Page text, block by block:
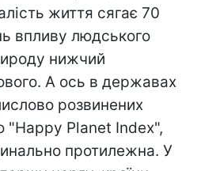
життя сягає 70
впливу людського
нижчий
А ось в державах
розвинених
"Happy Planet Index",
протилежна. У